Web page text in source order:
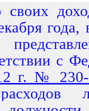
своих
года,
с
г. №